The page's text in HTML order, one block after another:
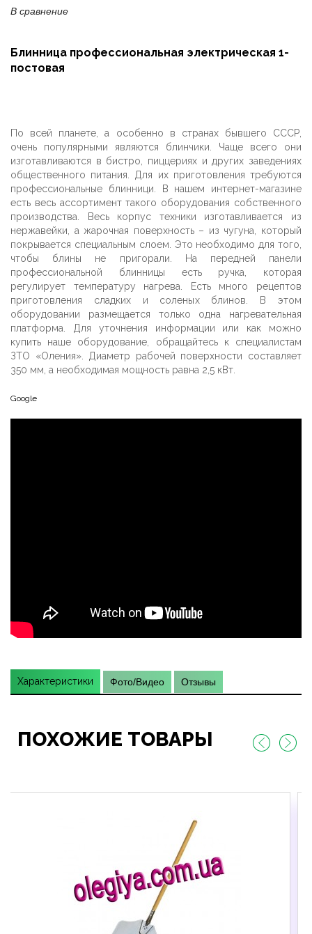
В сравнение
Блинница профессиональная электрическая 1-
постовая
По всей планете, а особенно в странах бывшего СССР,
очень популярными являются блинчики. Чаще всего они
изготавливаются в бистро, пиццериях и других заведениях
общественного питания. Для их приготовления требуются
профессиональные блинници. В нашем интернет-магазине
есть весь ассортимент такого оборудования собственного
производства. Весь корпус техники изготавливается из
нержавейки, а жарочная поверхность – из чугуна, который
покрывается специальным слоем. Это необходимо для того,
чтобы блины не пригорали. На передней панели
профессиональной блинницы есть ручка, которая
регулирует температуру нагрева. Есть много рецептов
приготовления сладких и соленых блинов. В этом
оборудовании размещается только одна нагревательная
платформа. Для уточнения информации или как можно
купить наше оборудование, обращайтесь к специалистам
ЗТО «Оления». Диаметр рабочей поверхности составляет
350 мм, а необходимая мощность равна 2,5 кВт.
Google
Характеристики Фото/Видео Отзывы
ПОХОЖИЕ ТОВАРЫ